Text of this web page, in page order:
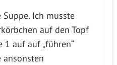
Ich musste
auf den Topf
auf auf „führen“
ansonsten